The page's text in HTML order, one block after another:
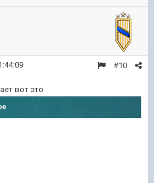
#10
вот это